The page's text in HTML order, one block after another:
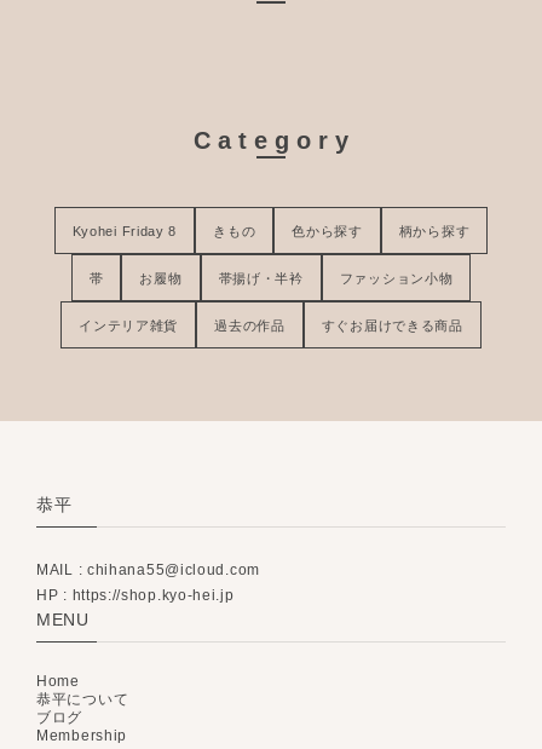
Category
Kyohei Friday 8 きもの 色から探す 柄から探す
帯 お履物 帯揚げ・半衿 ファッション小物
インテリア雑貨 過去の作品 すぐお届けできる商品
恭平
MAIL : chihana55@icloud.com
HP : https://shop.kyo-hei.jp
MENU
Home
恭平について
ブログ
Membership